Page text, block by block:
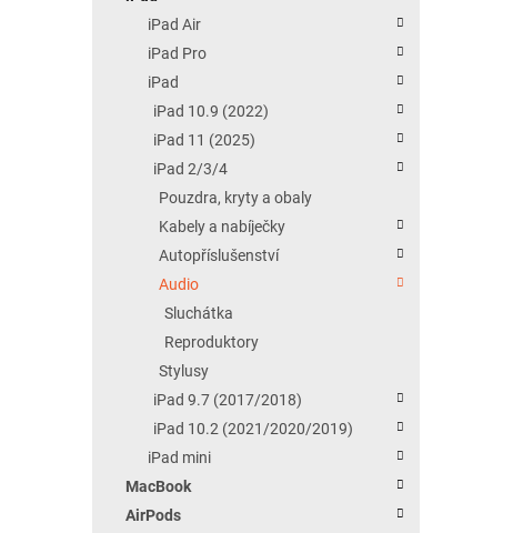
iPad Air
iPad Pro
iPad
iPad 10.9 (2022)
iPad 11 (2025)
iPad 2/3/4
Pouzdra, kryty a obaly
Kabely a nabíječky
Autopříslušenství
Audio
Sluchátka
Reproduktory
Stylusy
iPad 9.7 (2017/2018)
iPad 10.2 (2021/2020/2019)
iPad mini
MacBook
AirPods